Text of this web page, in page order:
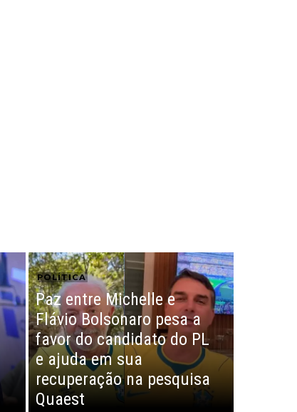
POLÍTICA
Paz entre Michelle e
Flávio Bolsonaro pesa a
favor do candidato do PL
e ajuda em sua
recuperação na pesquisa
Quaest